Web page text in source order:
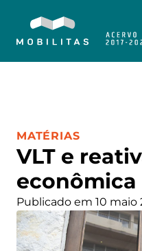
VLT e
econômica
CATEGORIA:
MATÉRIAS
Publicado em 10 maio